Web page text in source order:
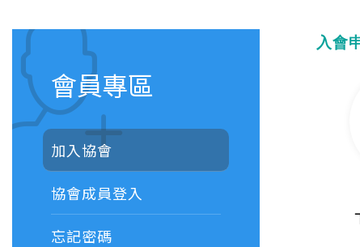
入會
會員專區
加入協會
協會成員登入
忘記密碼